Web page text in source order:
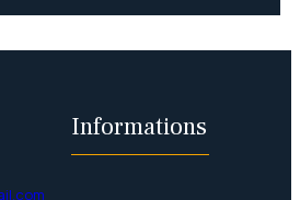
Informations